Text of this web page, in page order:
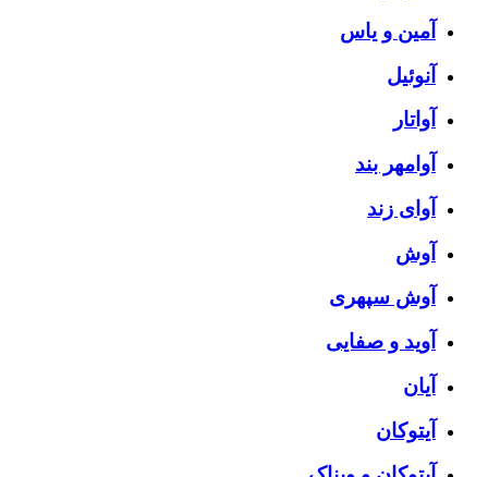
آمین و یاس
آنوئیل
آواتار
آوامهر بند
آوای زند
آوش
آوش سپهری
آوید و صفایی
آیان
آیتوکان